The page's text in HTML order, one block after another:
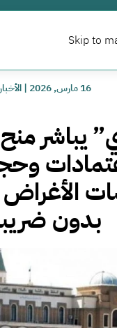
Skip to
16 مارس, 2026 |الأخبار
يباشر
بدون